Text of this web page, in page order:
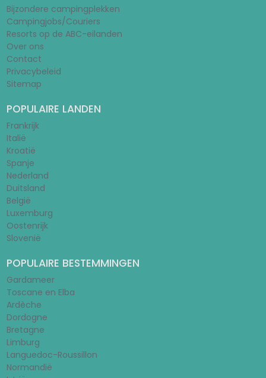
Bijzondere campingplekken
Campingjobs/Couriers
Resorts op de ABC-eilanden
Over ons
Contact
Privacybeleid
Sitemap
POPULAIRE LANDEN
Frankrijk
Italië
Kroatië
Spanje
Nederland
Duitsland
België
Luxemburg
Oostenrijk
Slovenië
POPULAIRE BESTEMMINGEN
Gardameer
Toscane en Elba
Ardèche
Dordogne
Bretagne
Limburg
Languedoc-Roussillon
Normandië